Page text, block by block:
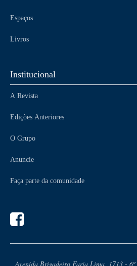
Espaços
Livros
Institucional
A Revista
Edições Anteriores
O Grupo
Anuncie
Faça parte da comunidade
Avenida Brigadeiro Faria Lima, 1713 -